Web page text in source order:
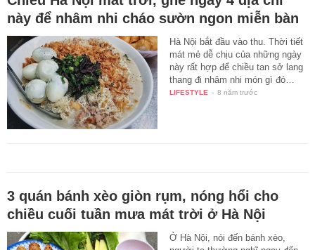
này để nhâm nhi cháo sườn ngon miễn bàn
Hà Nội bắt đầu vào thu. Thời tiết
mát mẻ dễ chịu của những ngày
này rất hợp để chiều tan sở lang
thang đi nhâm nhi món gì đó…
LIFESTYLE - 8 năm trước
3 quán bánh xèo giòn rụm, nóng hổi cho
chiều cuối tuần mưa mát trời ở Hà Nội
Ở Hà Nội, nói đến bánh xèo,